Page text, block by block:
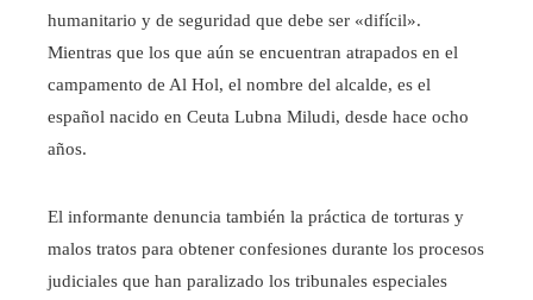
humanitario y de seguridad que debe ser «difícil».
Mientras que los que aún se encuentran atrapados en el
campamento de Al Hol, el nombre del alcalde, es el
español nacido en Ceuta Lubna Miludi, desde hace ocho
años.
El informante denuncia también la práctica de torturas y
malos tratos para obtener confesiones durante los procesos
judiciales que han paralizado los tribunales especiales